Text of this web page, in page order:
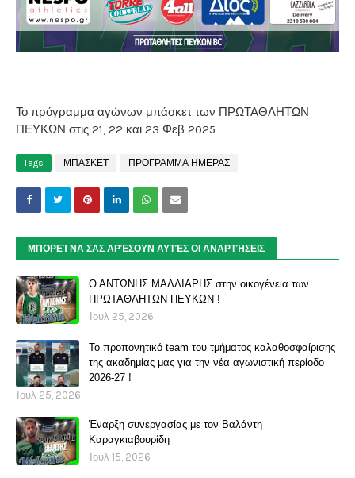
Το πρόγραμμα αγώνων μπάσκετ των ΠΡΩΤΑΘΛΗΤΩΝ
ΠΕΥΚΩΝ στις 21, 22 και 23 Φεβ 2025
Tags ΜΠΑΣΚΕΤ ΠΡΟΓΡΑΜΜΑ ΗΜΕΡΑΣ
ΜΠΟΡΕΊ ΝΑ ΣΑΣ ΑΡΈΣΟΥΝ ΑΥΤΈΣ ΟΙ ΑΝΑΡΤΉΣΕΙΣ
Ο ΑΝΤΩΝΗΣ ΜΑΛΛΙΑΡΗΣ στην οικογένεια των
ΠΡΩΤΑΘΛΗΤΩΝ ΠΕΥΚΩΝ !
Ιουλ 25, 2026
Το προπονητικό team του τμήματος καλαθοσφαίρισης
της ακαδημίας μας για την νέα αγωνιστική περίοδο
2026-27 !
Ιουλ 25, 2026
Έναρξη συνεργασίας με τον Βαλάντη
Καραγκιαβουρίδη
Ιουλ 15, 2026